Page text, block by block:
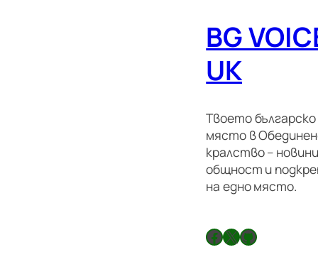
BG
UK
Твоето българско
място в
кралство –
общност и
на едно място.
Facebook X GitHub